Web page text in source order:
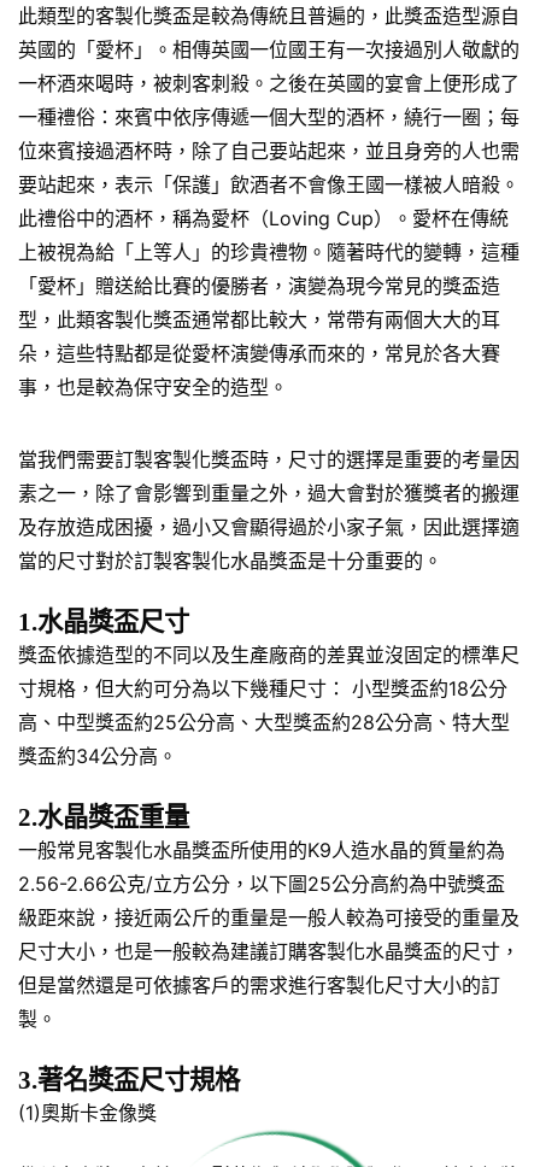
此類型的客製化獎盃是較為傳統且普遍的，此獎盃造型源自
英國的「愛杯」。相傳英國一位國王有一次接過別人敬獻的
一杯酒來喝時，被刺客刺殺。之後在英國的宴會上便形成了
一種禮俗：來賓中依序傳遞一個大型的酒杯，繞行一圈；每
位來賓接過酒杯時，除了自己要站起來，並且身旁的人也需
要站起來，表示「保護」飲酒者不會像王國一樣被人暗殺。
此禮俗中的酒杯，稱為愛杯（Loving Cup）。愛杯在傳統
上被視為給「上等人」的珍貴禮物。隨著時代的變轉，這種
「愛杯」贈送給比賽的優勝者，演變為現今常見的獎盃造
型，此類客製化獎盃通常都比較大，常帶有兩個大大的耳
朵，這些特點都是從愛杯演變傳承而來的，常見於各大賽
事，也是較為保守安全的造型。
當我們需要訂製客製化獎盃時，尺寸的選擇是重要的考量因
素之一，除了會影響到重量之外，過大會對於獲獎者的搬運
及存放造成困擾，過小又會顯得過於小家子氣，因此選擇適
當的尺寸對於訂製客製化水晶獎盃是十分重要的。
1.水晶獎盃尺寸
獎盃依據造型的不同以及生產廠商的差異並沒固定的標準尺
寸規格，但大約可分為以下幾種尺寸： 小型獎盃約18公分
高、中型獎盃約25公分高、大型獎盃約28公分高、特大型
獎盃約34公分高。
2.水晶獎盃重量
一般常見客製化水晶獎盃所使用的K9人造水晶的質量約為
2.56-2.66公克/立方公分，以下圖25公分高約為中號獎盃
級距來說，接近兩公斤的重量是一般人較為可接受的重量及
尺寸大小，也是一般較為建議訂購客製化水晶獎盃的尺寸，
但是當然還是可依據客戶的需求進行客製化尺寸大小的訂
製。
3.著名獎盃尺寸規格
(1)奧斯卡金像獎